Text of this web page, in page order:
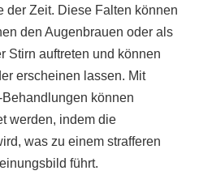
der Zeit. Diese Falten können
den Augenbrauen oder als
Stirn auftreten und können
erscheinen lassen. Mit
können
werden, indem die
was zu einem strafferen
führt.